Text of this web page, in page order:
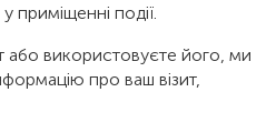
приміщенні події.
або використовуєте його, ми
про ваш візит,